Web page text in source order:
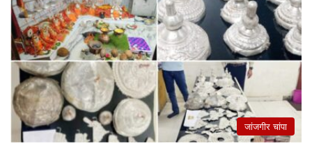
जांजगीर चांपा